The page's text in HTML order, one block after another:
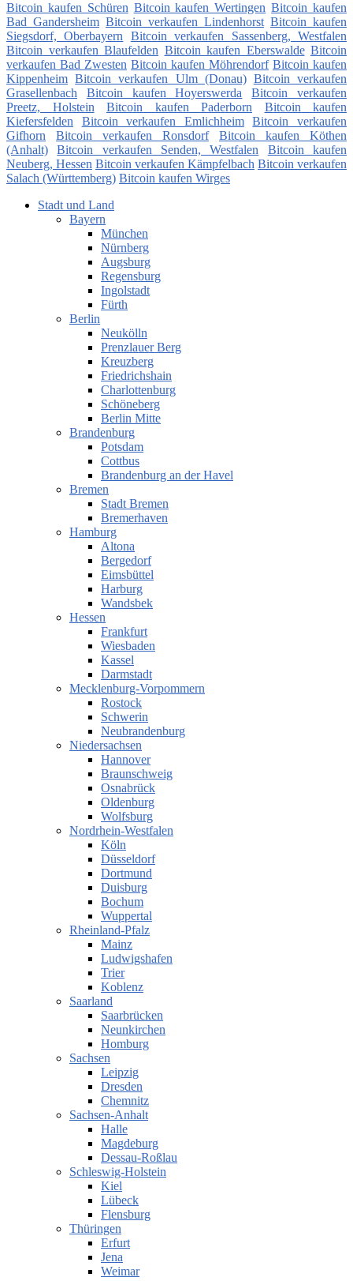
Bitcoin kaufen Schüren Bitcoin kaufen Wertingen Bitcoin kaufen
Bad Gandersheim Bitcoin verkaufen Lindenhorst Bitcoin kaufen
Siegsdorf, Oberbayern
Bitcoin verkaufen Sassenberg, Westfalen
Bitcoin verkaufen Blaufelden Bitcoin kaufen Eberswalde Bitcoin
verkaufen Bad Zwesten Bitcoin kaufen Möhrendorf Bitcoin kaufen
Kippenheim Bitcoin verkaufen Ulm (Donau) Bitcoin verkaufen
Grasellenbach
Bitcoin kaufen Hoyerswerda
Bitcoin verkaufen
Preetz, Holstein
Bitcoin kaufen Paderborn
Bitcoin kaufen
Kiefersfelden
Bitcoin verkaufen Emlichheim
Bitcoin verkaufen
Gifhorn
Bitcoin verkaufen Ronsdorf
Bitcoin kaufen Köthen
(Anhalt)
Bitcoin verkaufen Senden, Westfalen
Bitcoin kaufen
Neuberg, Hessen Bitcoin verkaufen Kämpfelbach Bitcoin verkaufen
Salach (Württemberg) Bitcoin kaufen Wirges
Stadt und Land
Bayern
München
Nürnberg
Augsburg
Regensburg
Ingolstadt
Fürth
Berlin
Neukölln
Prenzlauer Berg
Kreuzberg
Friedrichshain
Charlottenburg
Schöneberg
Berlin Mitte
Brandenburg
Potsdam
Cottbus
Brandenburg an der Havel
Bremen
Stadt Bremen
Bremerhaven
Hamburg
Altona
Bergedorf
Eimsbüttel
Harburg
Wandsbek
Hessen
Frankfurt
Wiesbaden
Kassel
Darmstadt
Mecklenburg-Vorpommern
Rostock
Schwerin
Neubrandenburg
Niedersachsen
Hannover
Braunschweig
Osnabrück
Oldenburg
Wolfsburg
Nordrhein-Westfalen
Köln
Düsseldorf
Dortmund
Duisburg
Bochum
Wuppertal
Rheinland-Pfalz
Mainz
Ludwigshafen
Trier
Koblenz
Saarland
Saarbrücken
Neunkirchen
Homburg
Sachsen
Leipzig
Dresden
Chemnitz
Sachsen-Anhalt
Halle
Magdeburg
Dessau-Roßlau
Schleswig-Holstein
Kiel
Lübeck
Flensburg
Thüringen
Erfurt
Jena
Weimar